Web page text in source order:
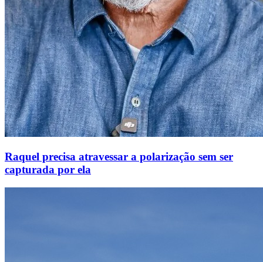
Raquel precisa atravessar a polarização sem ser
capturada por ela